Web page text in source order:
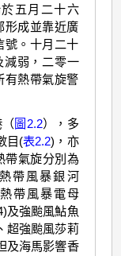
五月二十六
形成並靠近廣
號。十月二十
減弱，二零一
有熱帶氣旋警
圖2.2），多
目(表2.2)，亦
帶氣旋分別為
帶風暴銀河
帶風暴電母
及強颱風鮎魚
超強颱風莎莉
及海馬影響香